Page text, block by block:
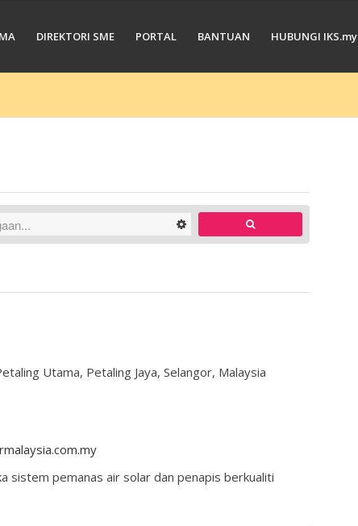
DIREKTORI SME PORTAL BANTUAN HUBUNGI IKS.my
Utama, Petaling Jaya, Selangor, Malaysia
sistem pemanas air solar dan penapis berkualiti